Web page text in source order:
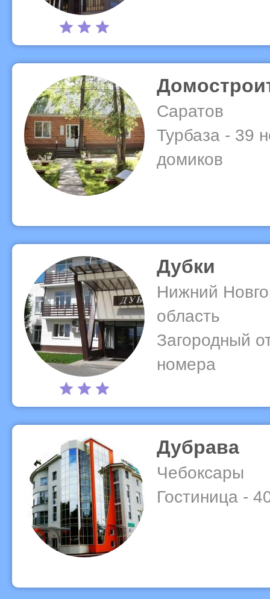
Саратов
Турбаза - 39
домиков
Дубки
Нижний
область
Загородный
номера
Дубрава
Чебоксары
Гостиница -